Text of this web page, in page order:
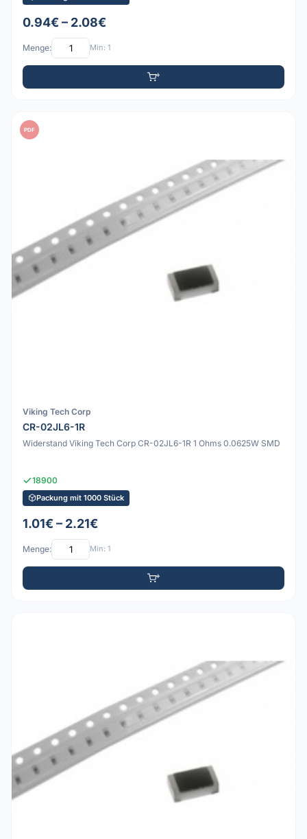
0.94€ – 2.08€
Menge: Min: 1
PDF
Viking Tech Corp
CR-02JL6-1R
Widerstand Viking Tech Corp CR-02JL6-1R 1 Ohms 0.0625W SMD
18900
Packung mit 1000 Stück
1.01€ – 2.21€
Menge: Min: 1